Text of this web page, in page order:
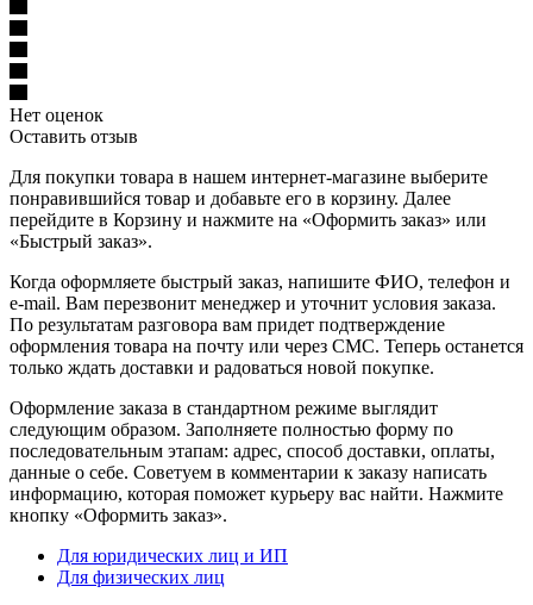
Нет оценок
Оставить отзыв
Для покупки товара в нашем интернет-магазине выберите
понравившийся товар и добавьте его в корзину. Далее
перейдите в Корзину и нажмите на «Оформить заказ» или
«Быстрый заказ».
Когда оформляете быстрый заказ, напишите ФИО, телефон и
e-mail. Вам перезвонит менеджер и уточнит условия заказа.
По результатам разговора вам придет подтверждение
оформления товара на почту или через СМС. Теперь останется
только ждать доставки и радоваться новой покупке.
Оформление заказа в стандартном режиме выглядит
следующим образом. Заполняете полностью форму по
последовательным этапам: адрес, способ доставки, оплаты,
данные о себе. Советуем в комментарии к заказу написать
информацию, которая поможет курьеру вас найти. Нажмите
кнопку «Оформить заказ».
Для юридических лиц и ИП
Для физических лиц